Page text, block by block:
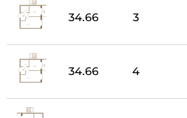
34.66 3
34.66 4